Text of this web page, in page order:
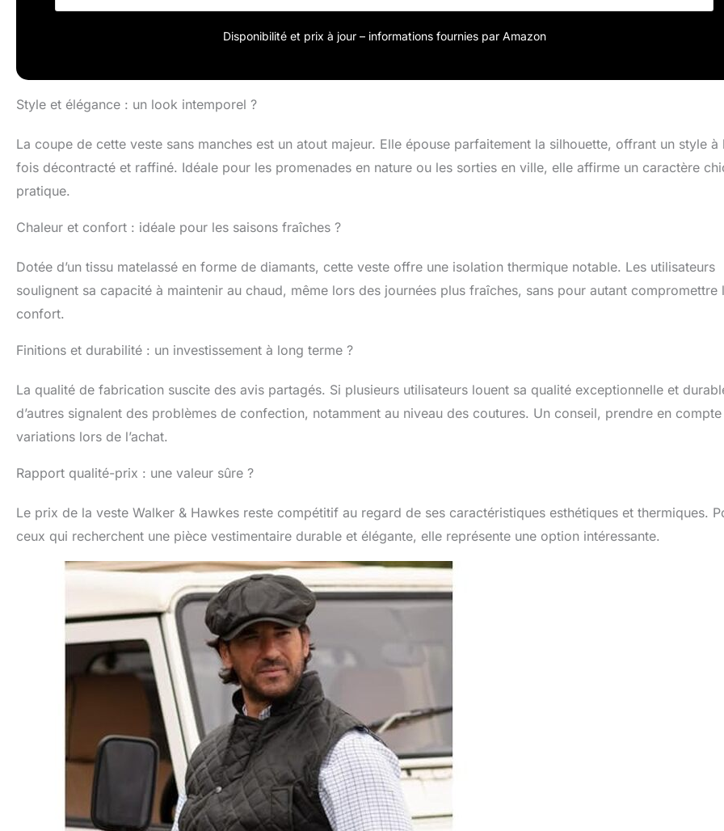
Disponibilité et prix à jour – informations fournies par Amazon
Style et élégance : un look intemporel ?
La coupe de cette veste sans manches est un atout majeur. Elle épouse parfaitement la silhouette, offrant un style à
fois décontracté et raffiné. Idéale pour les promenades en nature ou les sorties en ville, elle affirme un caractère
pratique.
Chaleur et confort : idéale pour les saisons fraîches ?
Dotée d’un tissu matelassé en forme de diamants, cette veste offre une isolation thermique notable. Les utilisateurs
soulignent sa capacité à maintenir au chaud, même lors des journées plus fraîches, sans pour autant compromettre
confort.
Finitions et durabilité : un investissement à long terme ?
La qualité de fabrication suscite des avis partagés. Si plusieurs utilisateurs louent sa qualité exceptionnelle et
d’autres signalent des problèmes de confection, notamment au niveau des coutures. Un conseil, prendre en
variations lors de l’achat.
Rapport qualité-prix : une valeur sûre ?
Le prix de la veste Walker & Hawkes reste compétitif au regard de ses caractéristiques esthétiques et thermiques.
ceux qui recherchent une pièce vestimentaire durable et élégante, elle représente une option intéressante.